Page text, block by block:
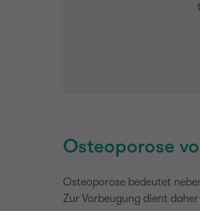
Osteoporose
Osteoporose bedeutet
Zur Vorbeugung dient